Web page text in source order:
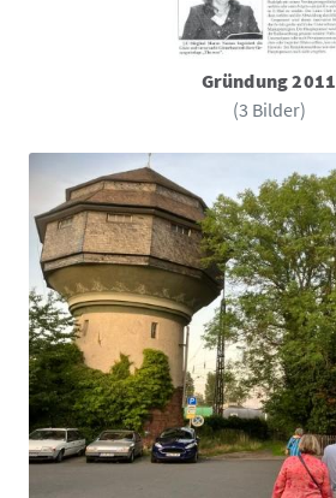
Gründung 2011
(3 Bilder)